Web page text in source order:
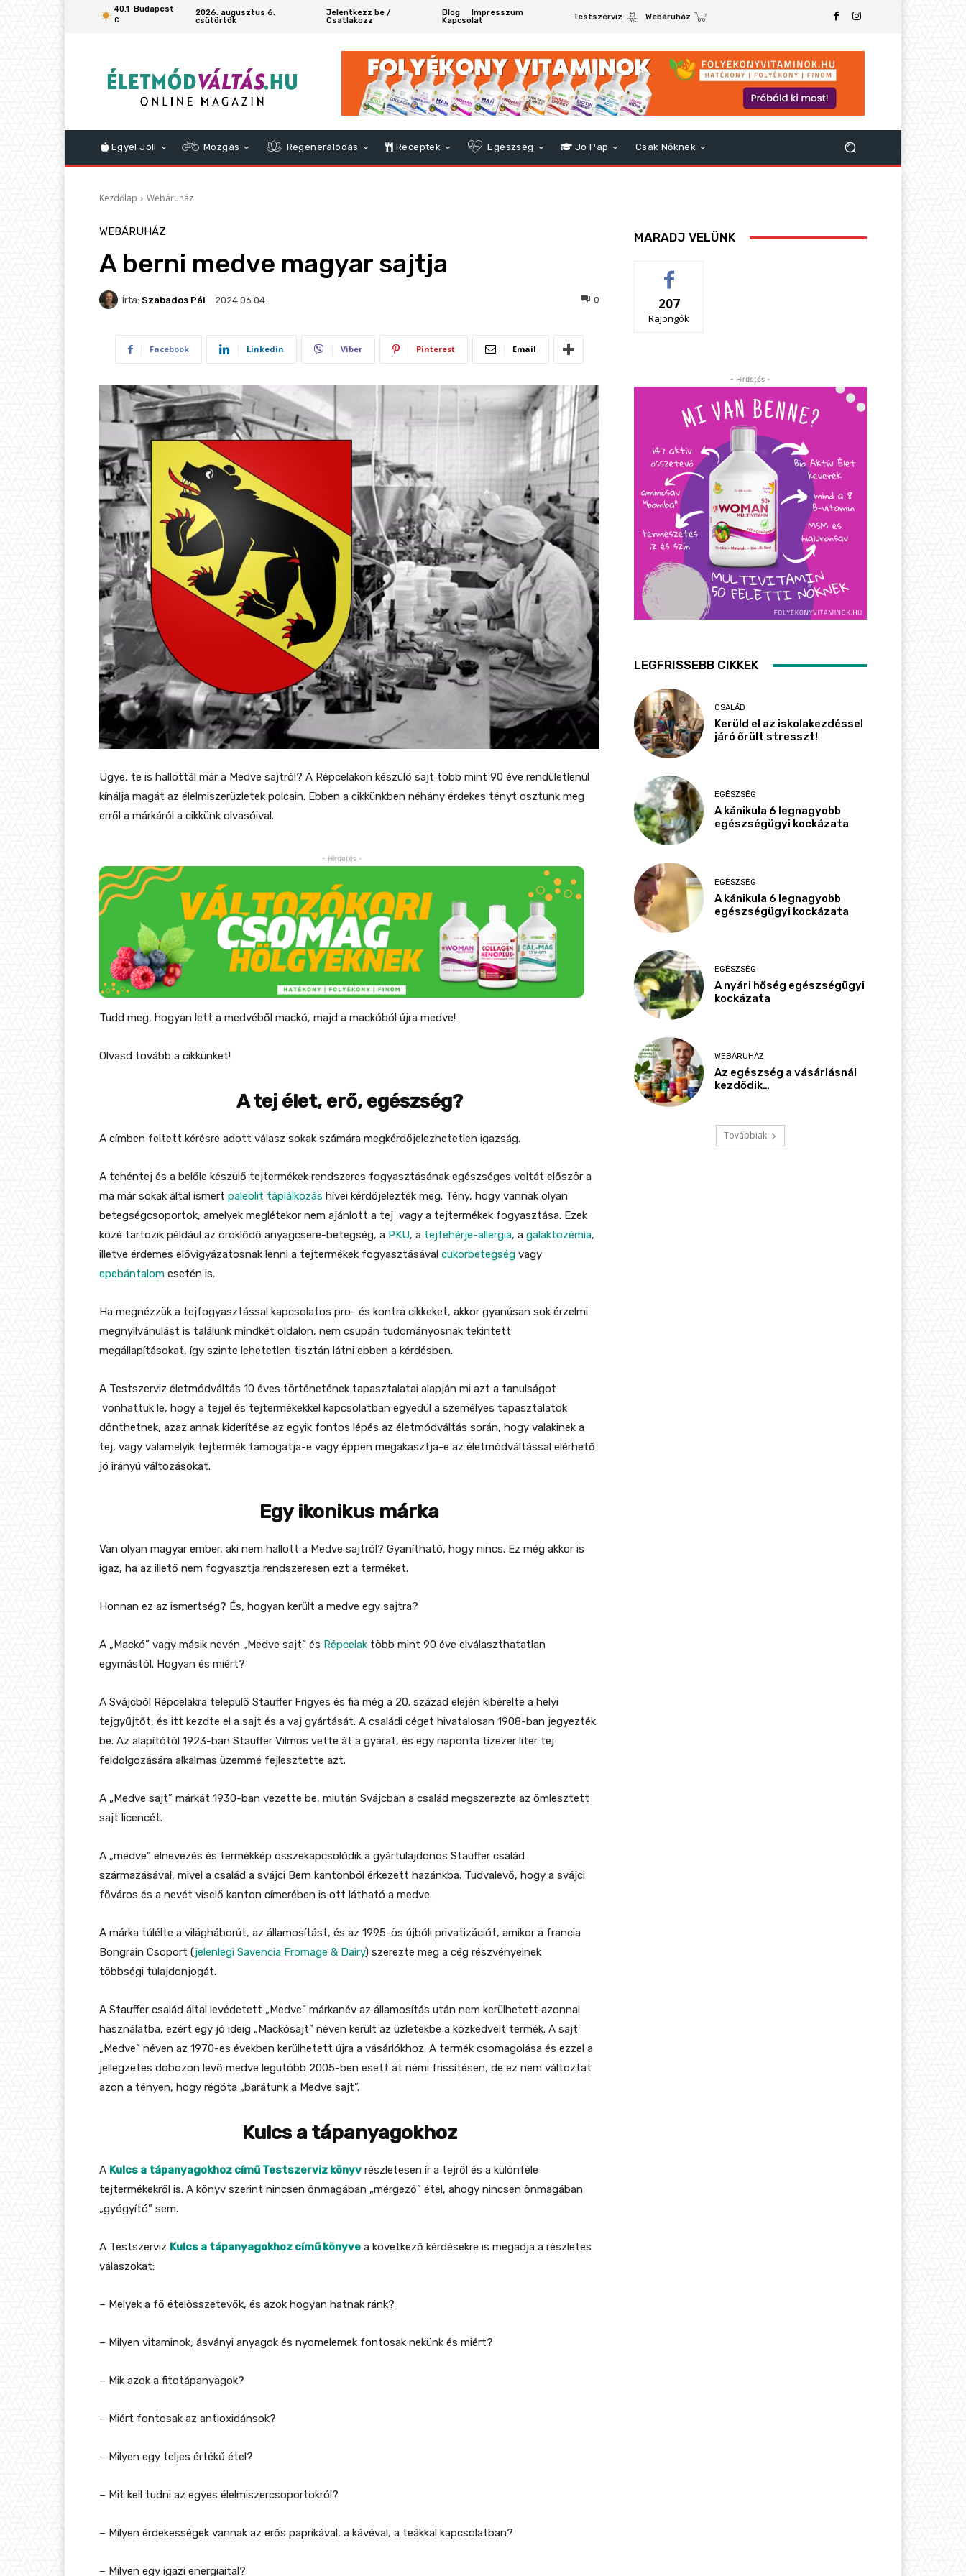
40.1
C
Budapest
2026. augusztus 6.
csütörtök
Jelentkezz be /
Csatlakozz
Blog
Impresszum
Kapcsolat
Testszerviz Webáruház
Egyél Jól! Mozgás Regenerálódás Receptek Egészség Jó Pap Csak Nőknek
Kezdőlap Webáruház
WEBÁRUHÁZ
A berni medve magyar sajtja
Írta: Szabados Pál 2024.06.04. 0
Facebook Linkedin Viber Pinterest Email
Ugye, te is hallottál már a Medve sajtról? A Répcelakon készülő sajt több mint 90 éve rendületlenül
kínálja magát az élelmiszerüzletek polcain. Ebben a cikkünkben néhány érdekes tényt osztunk meg
erről a márkáról a cikkünk olvasóival.
- Hirdetés -
Tudd meg, hogyan lett a medvéből mackó, majd a mackóból újra medve!
Olvasd tovább a cikkünket!
A tej élet, erő, egészség?
A címben feltett kérésre adott válasz sokak számára megkérdőjelezhetetlen igazság.
A tehéntej és a belőle készülő tejtermékek rendszeres fogyasztásának egészséges voltát először a
ma már sokak által ismert paleolit táplálkozás hívei kérdőjelezték meg. Tény, hogy vannak olyan
betegségcsoportok, amelyek meglétekor nem ajánlott a tej vagy a tejtermékek fogyasztása. Ezek
közé tartozik például az öröklődő anyagcsere-betegség, a PKU, a tejfehérje-allergia, a galaktozémia,
illetve érdemes elővigyázatosnak lenni a tejtermékek fogyasztásával cukorbetegség vagy
epebántalom esetén is.
Ha megnézzük a tejfogyasztással kapcsolatos pro- és kontra cikkeket, akkor gyanúsan sok érzelmi
megnyilvánulást is találunk mindkét oldalon, nem csupán tudományosnak tekintett
megállapításokat, így szinte lehetetlen tisztán látni ebben a kérdésben.
A Testszerviz életmódváltás 10 éves történetének tapasztalatai alapján mi azt a tanulságot
vonhattuk le, hogy a tejjel és tejtermékekkel kapcsolatban egyedül a személyes tapasztalatok
dönthetnek, azaz annak kiderítése az egyik fontos lépés az életmódváltás során, hogy valakinek a
tej, vagy valamelyik tejtermék támogatja-e vagy éppen megakasztja-e az életmódváltással elérhető
jó irányú változásokat.
Egy ikonikus márka
Van olyan magyar ember, aki nem hallott a Medve sajtról? Gyanítható, hogy nincs. Ez még akkor is
igaz, ha az illető nem fogyasztja rendszeresen ezt a terméket.
Honnan ez az ismertség? És, hogyan került a medve egy sajtra?
A „Mackó” vagy másik nevén „Medve sajt” és Répcelak több mint 90 éve elválaszthatatlan
egymástól. Hogyan és miért?
A Svájcból Répcelakra települő Stauffer Frigyes és fia még a 20. század elején kibérelte a helyi
tejgyűjtőt, és itt kezdte el a sajt és a vaj gyártását. A családi céget hivatalosan 1908-ban jegyezték
be. Az alapítótól 1923-ban Stauffer Vilmos vette át a gyárat, és egy naponta tízezer liter tej
feldolgozására alkalmas üzemmé fejlesztette azt.
A „Medve sajt” márkát 1930-ban vezette be, miután Svájcban a család megszerezte az ömlesztett
sajt licencét.
A „medve” elnevezés és termékkép összekapcsolódik a gyártulajdonos Stauffer család
származásával, mivel a család a svájci Bern kantonból érkezett hazánkba. Tudvalevő, hogy a svájci
főváros és a nevét viselő kanton címerében is ott látható a medve.
A márka túlélte a világháborút, az államosítást, és az 1995-ös újbóli privatizációt, amikor a francia
Bongrain Csoport (jelenlegi Savencia Fromage & Dairy) szerezte meg a cég részvényeinek
többségi tulajdonjogát.
A Stauffer család által levédetett „Medve” márkanév az államosítás után nem kerülhetett azonnal
használatba, ezért egy jó ideig „Mackósajt” néven került az üzletekbe a közkedvelt termék. A sajt
„Medve” néven az 1970-es években kerülhetett újra a vásárlókhoz. A termék csomagolása és ezzel a
jellegzetes dobozon levő medve legutóbb 2005-ben esett át némi frissítésen, de ez nem változtat
azon a tényen, hogy régóta „barátunk a Medve sajt”.
Kulcs a tápanyagokhoz
A Kulcs a tápanyagokhoz című Testszerviz könyv részletesen ír a tejről és a különféle
tejtermékekről is. A könyv szerint nincsen önmagában „mérgező” étel, ahogy nincsen önmagában
„gyógyító” sem.
A Testszerviz Kulcs a tápanyagokhoz című könyve a következő kérdésekre is megadja a részletes
válaszokat:
– Melyek a fő ételösszetevők, és azok hogyan hatnak ránk?
– Milyen vitaminok, ásványi anyagok és nyomelemek fontosak nekünk és miért?
– Mik azok a fitotápanyagok?
– Miért fontosak az antioxidánsok?
– Milyen egy teljes értékű étel?
– Mit kell tudni az egyes élelmiszercsoportokról?
– Milyen érdekességek vannak az erős paprikával, a kávéval, a teákkal kapcsolatban?
– Milyen egy igazi energiaital?
MARADJ VELÜNK
207
Rajongók
- Hirdetés -
LEGFRISSEBB CIKKEK
CSALÁD
Kerüld el az iskolakezdéssel
járó őrült stresszt!
EGÉSZSÉG
A kánikula 6 legnagyobb
egészségügyi kockázata
EGÉSZSÉG
A kánikula 6 legnagyobb
egészségügyi kockázata
EGÉSZSÉG
A nyári hőség egészségügyi
kockázata
WEBÁRUHÁZ
Az egészség a vásárlásnál
kezdődik…
Továbbiak